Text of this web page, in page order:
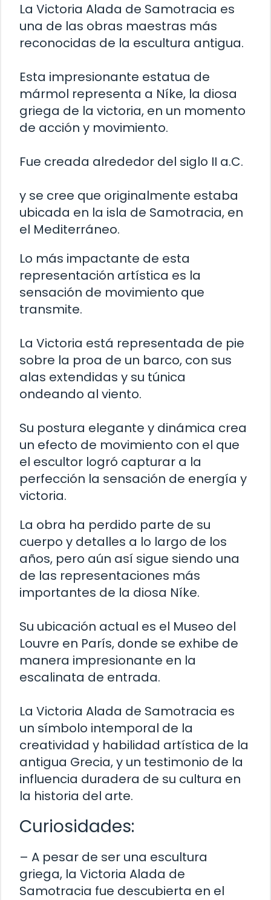
La Victoria Alada de Samotracia es
una de las obras maestras más
reconocidas de la escultura antigua.
Esta impresionante estatua de
mármol representa a Níke, la diosa
griega de la victoria, en un momento
de acción y movimiento.
Fue creada alrededor del siglo II a.C.
y se cree que originalmente estaba
ubicada en la isla de Samotracia, en
el Mediterráneo.
Lo más impactante de esta
representación artística es la
sensación de movimiento que
transmite.
La Victoria está representada de pie
sobre la proa de un barco, con sus
alas extendidas y su túnica
ondeando al viento.
Su postura elegante y dinámica crea
un efecto de movimiento con el que
el escultor logró capturar a la
perfección la sensación de energía y
victoria.
La obra ha perdido parte de su
cuerpo y detalles a lo largo de los
años, pero aún así sigue siendo una
de las representaciones más
importantes de la diosa Níke.
Su ubicación actual es el Museo del
Louvre en París, donde se exhibe de
manera impresionante en la
escalinata de entrada.
La Victoria Alada de Samotracia es
un símbolo intemporal de la
creatividad y habilidad artística de la
antigua Grecia, y un testimonio de la
influencia duradera de su cultura en
la historia del arte.
Curiosidades:
– A pesar de ser una escultura
griega, la Victoria Alada de
Samotracia fue descubierta en el